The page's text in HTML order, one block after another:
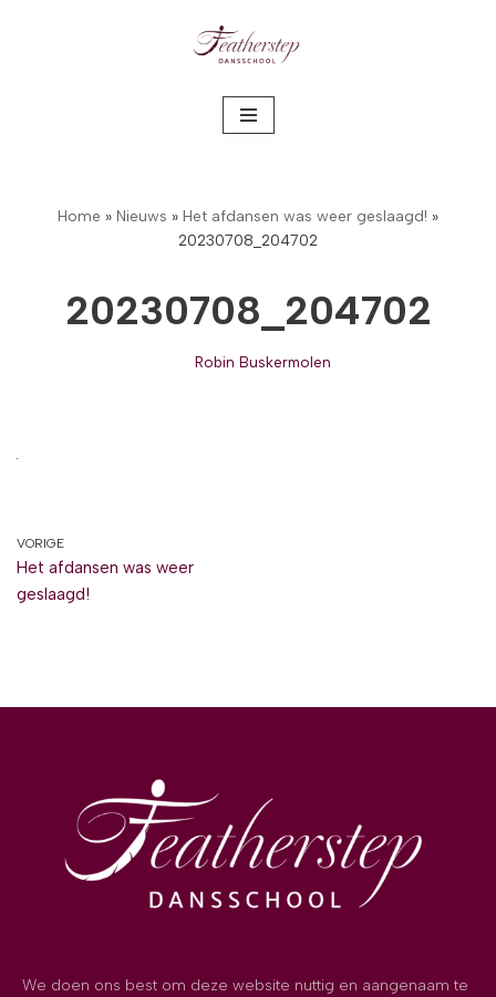
Home » Nieuws » Het afdansen was weer geslaagd! »
20230708_204702
20230708_204702
Robin Buskermolen
VORIGE
Het afdansen was weer
geslaagd!
We doen ons best om deze website nuttig en aangenaam te